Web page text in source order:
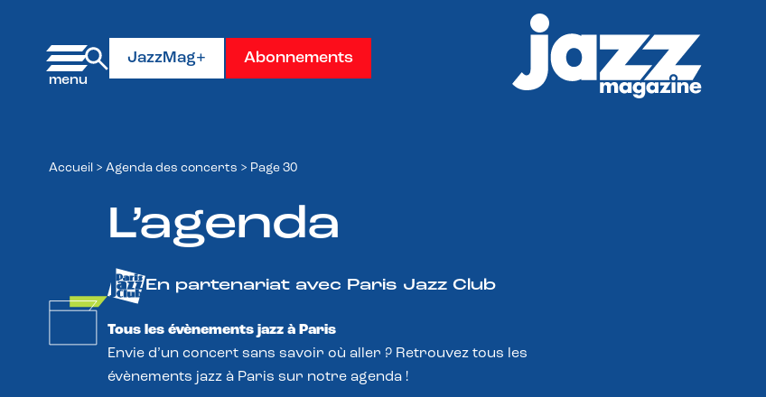
JazzMag+ Abonnements
Accueil > Agenda des concerts > Page 30
L’agenda
En partenariat avec Paris Jazz Club
Tous les évènements jazz à Paris
Envie d’un concert sans savoir où aller ? Retrouvez tous les
évènements jazz à Paris sur notre agenda !